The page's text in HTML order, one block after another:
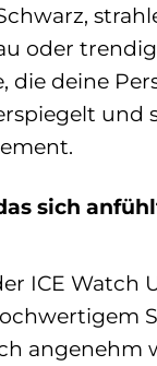
oder
die deine
und
sich
ICE Watch
angenehm